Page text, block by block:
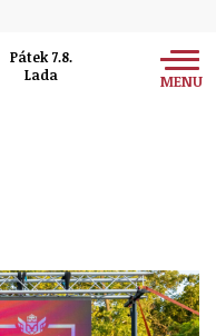
Pátek 7.8.
Lada
MENU